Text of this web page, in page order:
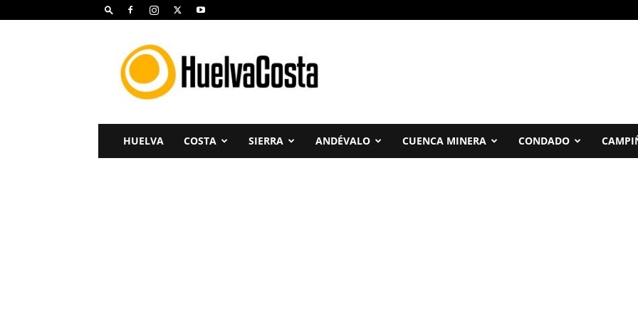
Huelva
Costa
HUELVA COSTA SIERRA ANDÉVALO CUENCA MINERA CONDADO